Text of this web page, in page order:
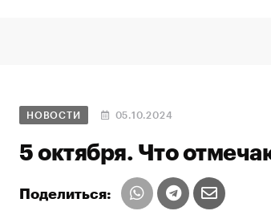
НОВОСТИ 05.10.2024
5 октября. Что
Поделиться: